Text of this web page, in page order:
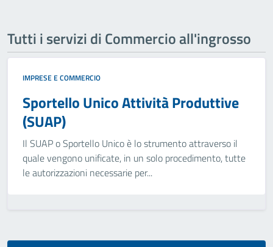
Tutti i servizi di Commercio all'ingrosso
IMPRESE E COMMERCIO
Sportello Unico Attività Produttive
(SUAP)
Il SUAP o Sportello Unico è lo strumento attraverso il
quale vengono unificate, in un solo procedimento, tutte
le autorizzazioni necessarie per...